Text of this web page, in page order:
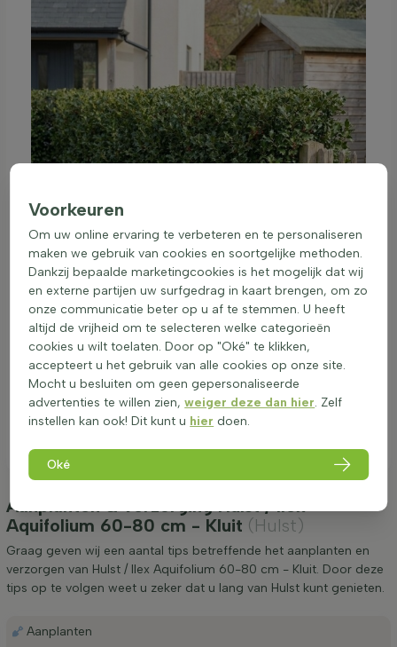
Aanplanten & verzorging Hulst / Ilex
Aquifolium 60-80 cm - Kluit (Hulst)
Graag geven wij een aantal tips betreffende het aanplanten en
verzorgen van Hulst / Ilex Aquifolium 60-80 cm - Kluit. Door deze
tips op te volgen weet u zeker dat u lang van Hulst kunt genieten.
Aanplanten
Voorkeuren
Om uw online ervaring te verbeteren en te personaliseren
maken we gebruik van cookies en soortgelijke methoden.
Dankzij bepaalde marketingcookies is het mogelijk dat wij
en externe partijen uw surfgedrag in kaart brengen, om zo
onze communicatie beter op u af te stemmen. U heeft
altijd de vrijheid om te selecteren welke categorieën
cookies u wilt toelaten. Door op "Oké" te klikken,
accepteert u het gebruik van alle cookies op onze site.
Mocht u besluiten om geen gepersonaliseerde
advertenties te willen zien,weiger deze dan hier. Zelf
instellen kan ook! Dit kunt u hier doen.
Oké